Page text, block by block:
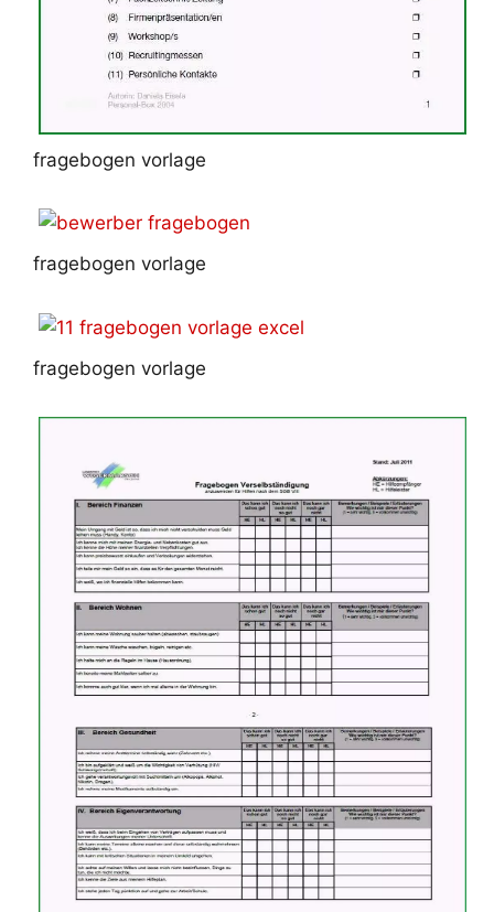
fragebogen vorlage
fragebogen vorlage
fragebogen vorlage